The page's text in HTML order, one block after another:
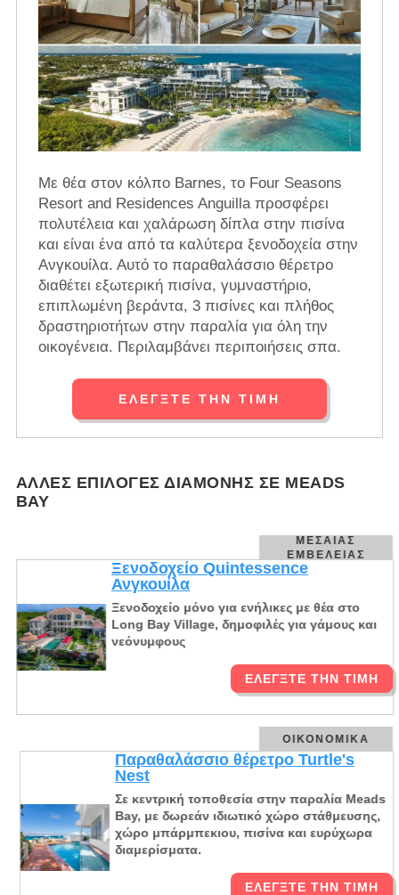
Με θέα στον κόλπο Barnes, το Four Seasons
Resort and Residences Anguilla προσφέρει
πολυτέλεια και χαλάρωση δίπλα στην πισίνα
και είναι ένα από τα καλύτερα ξενοδοχεία στην
Ανγκουίλα. Αυτό το παραθαλάσσιο θέρετρο
διαθέτει εξωτερική πισίνα, γυμναστήριο,
επιπλωμένη βεράντα, 3 πισίνες και πλήθος
δραστηριοτήτων στην παραλία για όλη την
οικογένεια. Περιλαμβάνει περιποιήσεις σπα.
ΕΛΈΓΞΤΕ ΤΗΝ ΤΙΜΉ
ΆΛΛΕΣ ΕΠΙΛΟΓΈΣ ΔΙΑΜΟΝΉΣ ΣΕ MEADS
BAY
ΜΕΣΑΊΑΣ
ΕΜΒΈΛΕΙΑΣ
Ξενοδοχείο Quintessence
Ανγκουίλα
Ξενοδοχείο μόνο για ενήλικες με θέα στο
Long Bay Village, δημοφιλές για γάμους και
νεόνυμφους
ΕΛΈΓΞΤΕ ΤΗΝ ΤΙΜΉ
ΟΙΚΟΝΟΜΙΚΆ
Παραθαλάσσιο θέρετρο Turtle's
Nest
Σε κεντρική τοποθεσία στην παραλία Meads
Bay, με δωρεάν ιδιωτικό χώρο στάθμευσης,
χώρο μπάρμπεκιου, πισίνα και ευρύχωρα
διαμερίσματα.
ΕΛΈΓΞΤΕ ΤΗΝ ΤΙΜΉ